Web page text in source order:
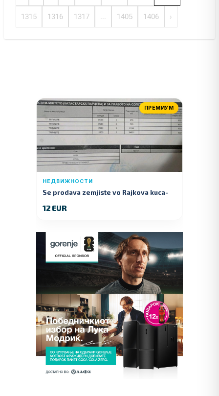
1315 1316 1317 ... 1405 1406 ›
ПРЕМИУМ
НЕДВИЖНОСТИ
Se prodava zemjiste vo Rajkova kuca-
12 EUR